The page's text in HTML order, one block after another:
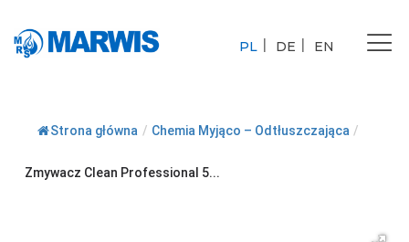
PL DE EN
Strona główna / Chemia Myjąco – Odtłuszczająca /
Zmywacz Clean Professional 5...